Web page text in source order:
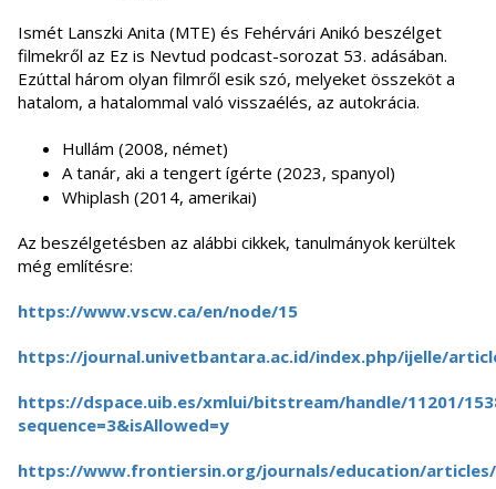
Ismét Lanszki Anita (MTE) és Fehérvári Anikó beszélget
filmekről az Ez is Nevtud podcast-sorozat 53. adásában.
Ezúttal három olyan filmről esik szó, melyeket összeköt a
hatalom, a hatalommal való visszaélés, az autokrácia.
Hullám (2008, német)
A tanár, aki a tengert ígérte (2023, spanyol)
Whiplash (2014, amerikai)
Az beszélgetésben az alábbi cikkek, tanulmányok kerültek
még említésre:
https://www.vscw.ca/en/node/15
https://journal.univetbantara.ac.id/index.php/ijelle/
https://dspace.uib.es/xmlui/bitstream/handle/11201/
sequence=3&isAllowed=y
https://www.frontiersin.org/journals/education/articles/